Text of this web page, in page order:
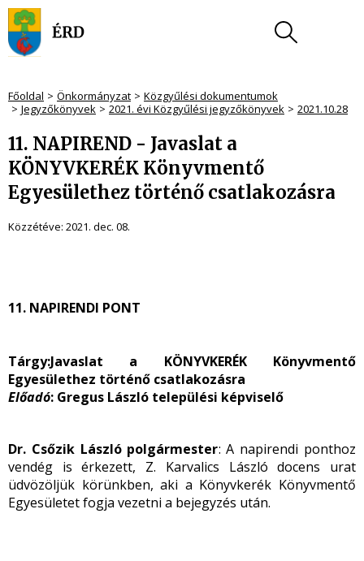
Főoldal Önkormányzat
Közgyűlési dokumentumok
Jegyzőkönyvek
2021. évi Közgyűlési jegyzőkönyvek 2021.10.28
11. NAPIREND - Javaslat a
KÖNYVKERÉK Könyvmentő
Egyesülethez történő csatlakozásra
Közzétéve: 2021. dec. 08.
11. NAPIRENDI PONT
Tárgy:Javaslat a KÖNYVKERÉK Könyvmentő
Egyesülethez történő csatlakozásra
Előadó: Gregus László települési képviselő
Dr. Csőzik László polgármester: A napirendi ponthoz
vendég is érkezett, Z. Karvalics László docens urat
üdvözöljük körünkben, aki a Könyvkerék Könyvmentő
Egyesületet fogja vezetni a bejegyzés után.